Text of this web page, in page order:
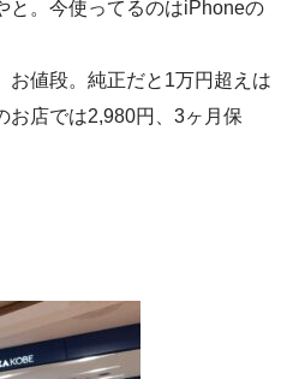
と。今使ってるのはiPhoneの
お値段。純正だと1万円超えは
お店では2,980円、3ヶ月保